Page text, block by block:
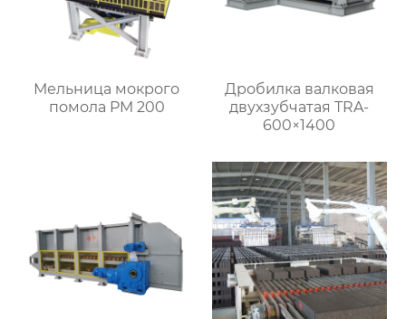
Мельница мокрого
помола PM 200
Дробилка валковая
двухзубчатая TRA-
600×1400